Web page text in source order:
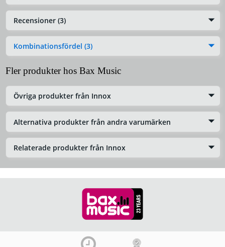
Recensioner (3)
Kombinationsfördel (3)
Fler produkter hos Bax Music
Övriga produkter från Innox
Alternativa produkter från andra varumärken
Relaterade produkter från Innox